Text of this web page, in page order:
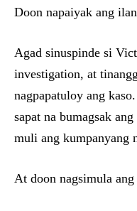
Doon napaiyak ang
Agad sinuspinde si
investigation, at
nagpapatuloy ang
sapat na bumagsak
muli ang kumpanyang
At doon nagsimula ang